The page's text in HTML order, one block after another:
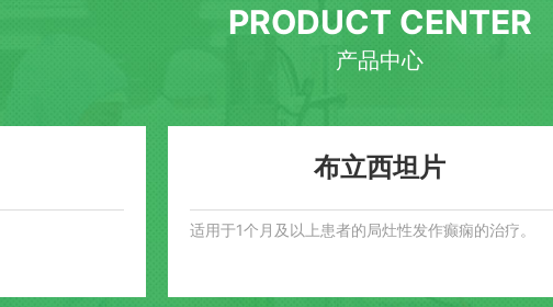
PRODUCT CENTER
产品中心
布立西坦片
适用于1个月及以上患者的局灶性发作癫痫的治疗。